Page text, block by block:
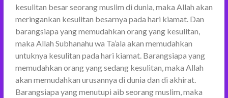
kesulitan besar seorang muslim di dunia, maka Allah akan
meringankan kesulitan besarnya pada hari kiamat. Dan
barangsiapa yang memudahkan orang yang kesulitan,
maka Allah Subhanahu wa Ta’ala akan memudahkan
untuknya kesulitan pada hari kiamat. Barangsiapa yang
memudahkan orang yang sedang kesulitan, maka Allah
akan memudahkan urusannya di dunia dan di akhirat.
Barangsiapa yang menutupi aib seorang muslim, maka